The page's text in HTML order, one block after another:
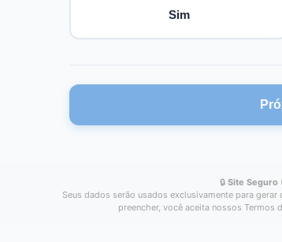
Sim
🔒 Site Seguro
Seus dados serão usados exclusivamente para
preencher, você aceita nossos Termos